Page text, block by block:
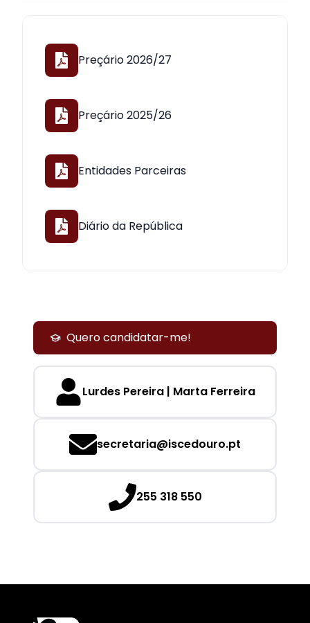
Preçário 2026/27
Preçário 2025/26
Entidades Parceiras
Diário da República
Quero candidatar-me!
Lurdes Pereira | Marta Ferreira
secretaria@iscedouro.pt
255 318 550